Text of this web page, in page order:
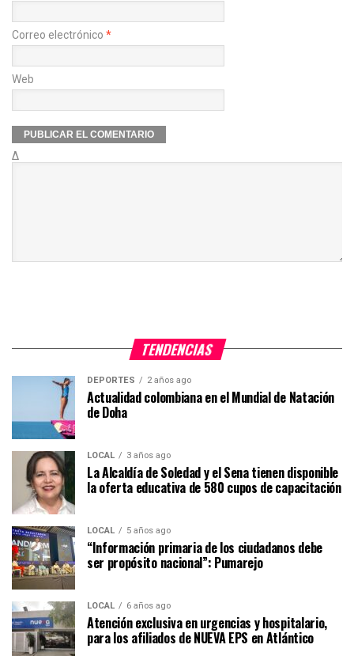
Correo electrónico *
Web
Δ
TENDENCIAS
DEPORTES 2 años ago
Actualidad colombiana en el Mundial de Natación
de Doha
LOCAL 3 años ago
La Alcaldía de Soledad y el Sena tienen disponible
la oferta educativa de 580 cupos de capacitación
LOCAL 5 años ago
“Información primaria de los ciudadanos debe
ser propósito nacional”: Pumarejo
LOCAL 6 años ago
Atención exclusiva en urgencias y hospitalario,
para los afiliados de NUEVA EPS en Atlántico